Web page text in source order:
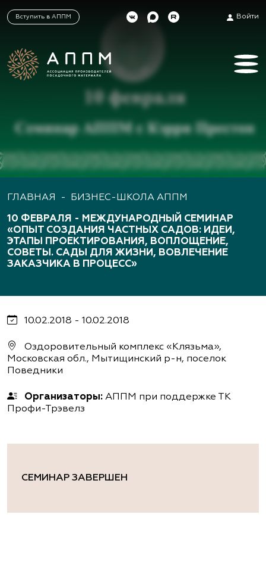
Вступить в АППМ Войти
ГЛАВНАЯ - БИЗНЕС-ШКОЛА АППМ
10 ФЕВРАЛЯ - МЕЖДУНАРОДНЫЙ СЕМИНАР
«ОПЫТ СОЗДАНИЯ ЧАСТНЫХ САДОВ: ИДЕИ,
ЭТАПЫ ПРОЕКТИРОВАНИЯ, ВОПЛОЩЕНИЕ,
СОВЕТЫ. САДЫ ДЛЯ ЖИЗНИ, ВОВЛЕЧЕНИЕ
ЗАКАЗЧИКА В ПРОЦЕСС»
10.02.2018 - 10.02.2018
Оздоровительный комплекс «Клязьма»,
Московская обл., Мытищинский р-н, поселок
Поведники
Организаторы: АППМ при поддержке ТК
Профи-Трэвелз
СЕМИНАР ЗАВЕРШЕН